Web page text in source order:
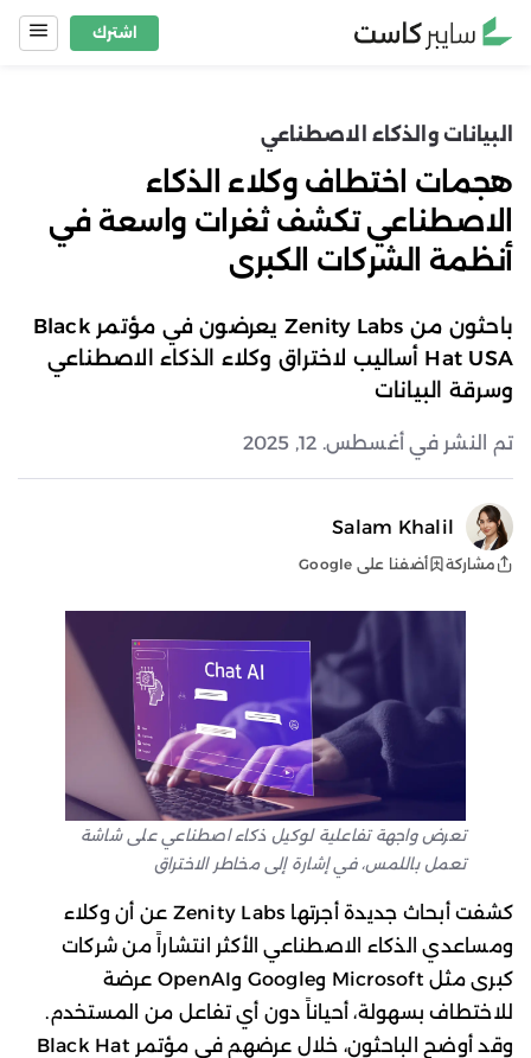
Skip
اشترك
البيانات والذكاء الاصطناعي
هجمات اختطاف وكلاء الذكاء
الاصطناعي تكشف ثغرات واسعة في
أنظمة الشركات الكبرى
باحثون من Zenity Labs يعرضون في مؤتمر Black
Hat USA أساليب لاختراق وكلاء الذكاء الاصطناعي
وسرقة البيانات
تم النشر في أغسطس. 12, 2025
Salam Khalil
مشاركة أضفنا على Google
تعرض واجهة تفاعلية لوكيل ذكاء اصطناعي على شاشة
تعمل باللمس، في إشارة إلى مخاطر الاختراق
كشفت أبحاث جديدة أجرتها Zenity Labs عن أن وكلاء
ومساعدي الذكاء الاصطناعي الأكثر انتشاراً من شركات
كبرى مثل Microsoft وGoogle وOpenAI عرضة
للاختطاف بسهولة، أحياناً دون أي تفاعل من المستخدم.
وقد أوضح الباحثون، خلال عرضهم في مؤتمر Black Hat